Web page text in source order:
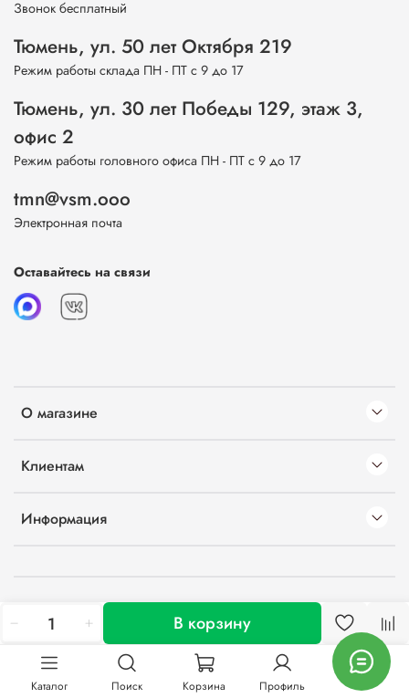
В корзину
О магазине
Клиентам
Информация
Звонок бесплатный
Тюмень, ул. 50 лет Октября 219
Режим работы склада ПН - ПТ с 9 до 17
Тюмень, ул. 30 лет Победы 129, этаж 3,
офис 2
Режим работы головного офиса ПН - ПТ с 9 до 17
tmn@vsm.ooo
Электронная почта
Оставайтесь на связи
Каталог Поиск Корзина Профиль